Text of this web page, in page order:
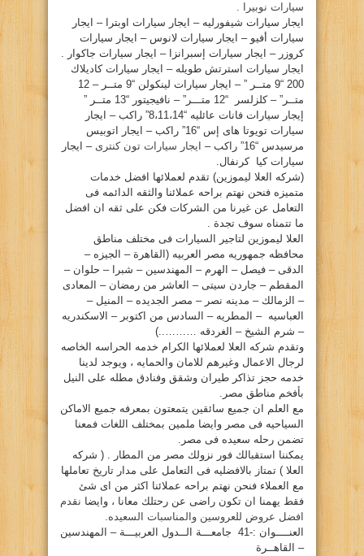
سيارات نوبيرا .
ايجار سيارات شيفورليه – ايجار سيارات اوبترا – ايجار
سيارات أفيو – ايجار سيارات لانوس – ايجار سيارات
كروزر – ايجار سيارات إسبرانزا – ايجار سيارات جاكوار .
ايجار سيارات استرتش طويله – ايجار سيارات كاديلاك
200 “9 متــر ” – ايجار سيارات لينكولن “9 متــر – 12
متــر” – كلزلسر “12 متـــر” – نافيجيتور “13 متــر ”
إيجار سيارات فانات عائليه “8،11،14” راكب – ايجار
سيارات تويوتا هاى إس “16” راكب – ايجار اتوبيس
مرسيدس “16” راكب –
ايجار سيارات تون كنترى– ايجار
سيارات كيا كرنفال.
(شركه العلا ليموزين) تقدم لعملائها افضل خدمات
متميزه فنحن نهتم براحه عملائنا والثقه الدائمه فى
التعامل عن غيرنا من الشركات فكن على ثقه ان افضل
ما تتمناه سوف تجدة .
العلا ليموزين لتاجير السيارات فى مختلف مناطق
محافظه جمهوريه مصر العربيه (القاهرة – الجيزه –
الدقى – فيصل – الهرم – المهندسين – شبرا – حلوان –
المقطم – جاردن سيتى – العاشر من رمضان – المعادى
– الزمالك – مدينه نصر – مصر الجديده – المنيل –
العباسيه – المطريه – السادس من اكتوبر – الاسكندريه
– شرم الشيخ – الغردقه ………..)
وتقدم شركه العلا لعملائها الكرام خدمه الحراسه الخاصه
لرجال الاعمال وغيرهم للامان والحمايه ، ويوجد لدينا
خدمه حجز تذاكر طيران وشقق وفنادق مطله على النيل
بأفخم مناطق مصر.
مع العلم ان جميع سائقين يتمعتون بمعرفه جميع الاماكن
السياحيه فى مصر وايضا ملمين بمختلف اللغات فمعنا
تضمن رحله سعيده فى مصر.
يمكننا استقبالك فور نزولك مصر من المطار . ( شركه
العلا ) تمتاز بالافضليه فى التعامل على مدار تاريخ تعاملها
مع العملاء فنحن نهتم براحه عملائنا اكثر من اى شئ
فقط يهمنا ان تكون راضى عن رحتلك معانا ، وايضا نقدم
افضل عروض للعروسين والمناسبات السعيده.
العنــــوان :-41 جامعـــة الــدول العربيـــة – المهندسين
– القاهــرة